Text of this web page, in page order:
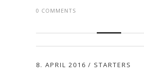
0 COMMENTS
8. APRIL 2016 STARTERS